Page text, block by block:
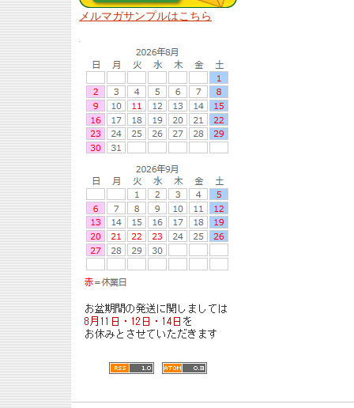
メルマガサンプルはこちら